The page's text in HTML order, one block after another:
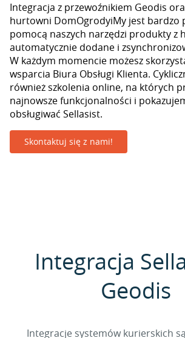
Integracja z przewoźnikiem Geodis
hurtowni DomOgrodyiMy jest bardzo
pomocą naszych narzędzi produkty z
automatycznie dodane i
W każdym momencie możesz
wsparcia Biura Obsługi Klienta.
również szkolenia online, na których
najnowsze funkcjonalności i
obsługiwać Sellasist.
Skontaktuj się z nami!
Integracja
Geodis
Integracje systemów kurierskich